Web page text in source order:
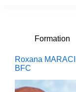
Formation
Roxana
BFC